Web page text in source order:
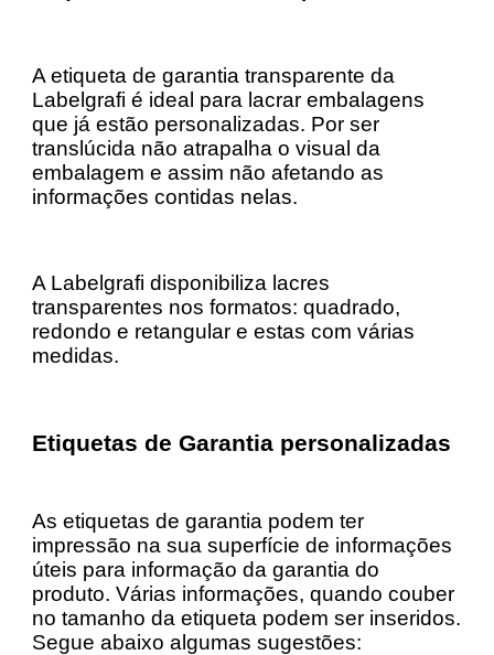
A etiqueta de garantia transparente da
Labelgrafi é ideal para lacrar embalagens
que já estão personalizadas. Por ser
translúcida não atrapalha o visual da
embalagem e assim não afetando as
informações contidas nelas.
A Labelgrafi disponibiliza lacres
transparentes nos formatos: quadrado,
redondo e retangular e estas com várias
medidas.
Etiquetas de Garantia personalizadas
As etiquetas de garantia podem ter
impressão na sua superfície de informações
úteis para informação da garantia do
produto. Várias informações, quando couber
no tamanho da etiqueta podem ser inseridos.
Segue abaixo algumas sugestões: